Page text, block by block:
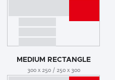
MEDIUM RECTANGLE
300 x 250 / 250 x 300